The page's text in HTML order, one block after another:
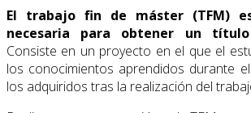
El trabajo fin de máster (TFM)
necesaria para obtener un
Consiste en un proyecto en el que el
los conocimientos aprendidos durante
los adquiridos tras la realización del